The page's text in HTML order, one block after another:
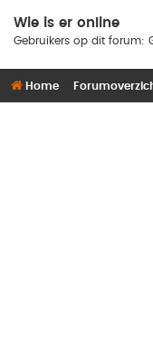
Wie is er online
Gebruikers op dit forum:
Home